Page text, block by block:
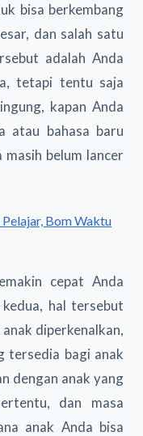
bisa berkembang
dan salah satu
adalah Anda
tetapi tentu saja
kapan Anda
atau bahasa baru
masih belum lancer
Bom Waktu
cepat Anda
hal tersebut
diperkenalkan,
tersedia bagi anak
dengan anak yang
dan masa
anak Anda bisa